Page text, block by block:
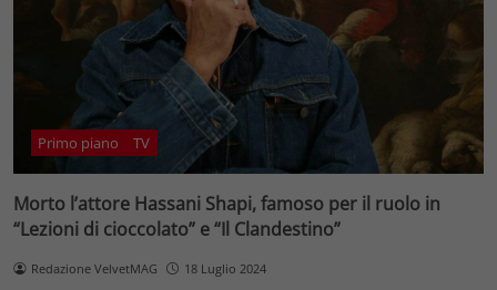
Primo piano TV
Morto l’attore Hassani Shapi, famoso per il ruolo in
“Lezioni di cioccolato” e “Il Clandestino”
Redazione VelvetMAG 18 Luglio 2024